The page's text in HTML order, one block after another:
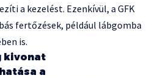
a kezelést. Ezenkívül, a GFK
fertőzések, például lábgomba
is.
kivonat
a